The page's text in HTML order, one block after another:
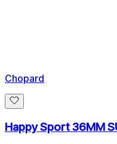
Chopard
Happy Sport 36MM